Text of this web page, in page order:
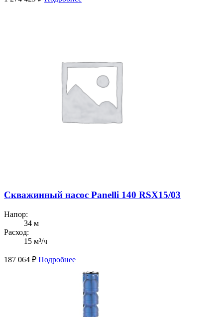
Скважинный насос Panelli 140 RSX15/03
Напор:
34 м
Расход:
15 м³/ч
187 064 ₽ Подробнее